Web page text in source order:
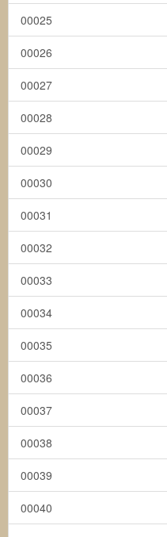
00025
00026
00027
00028
00029
00030
00031
00032
00033
00034
00035
00036
00037
00038
00039
00040